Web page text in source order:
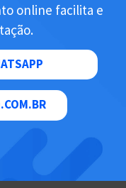
online facilita e